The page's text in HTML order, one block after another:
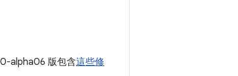
alpha06 版包含這些修